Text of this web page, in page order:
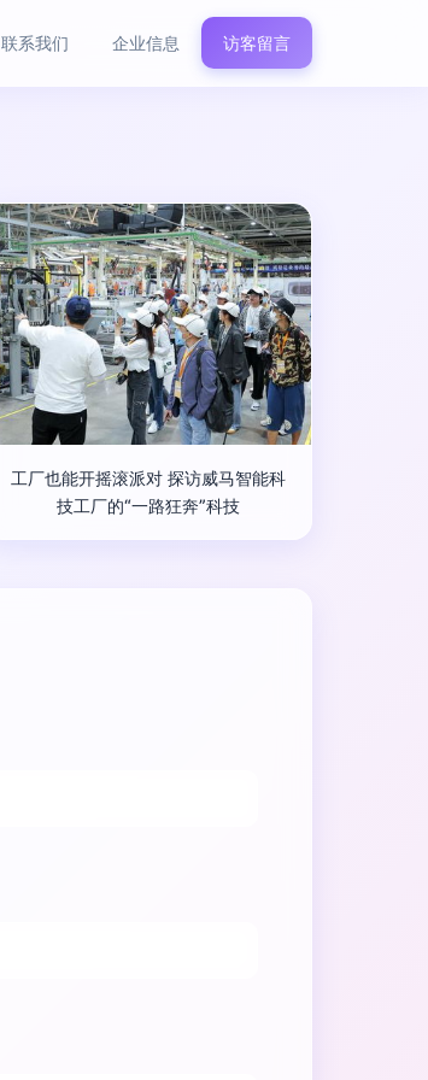
联系我们 企业信息 访客留言
工厂也能开摇滚派对 探访威马智能科
技工厂的“一路狂奔”科技